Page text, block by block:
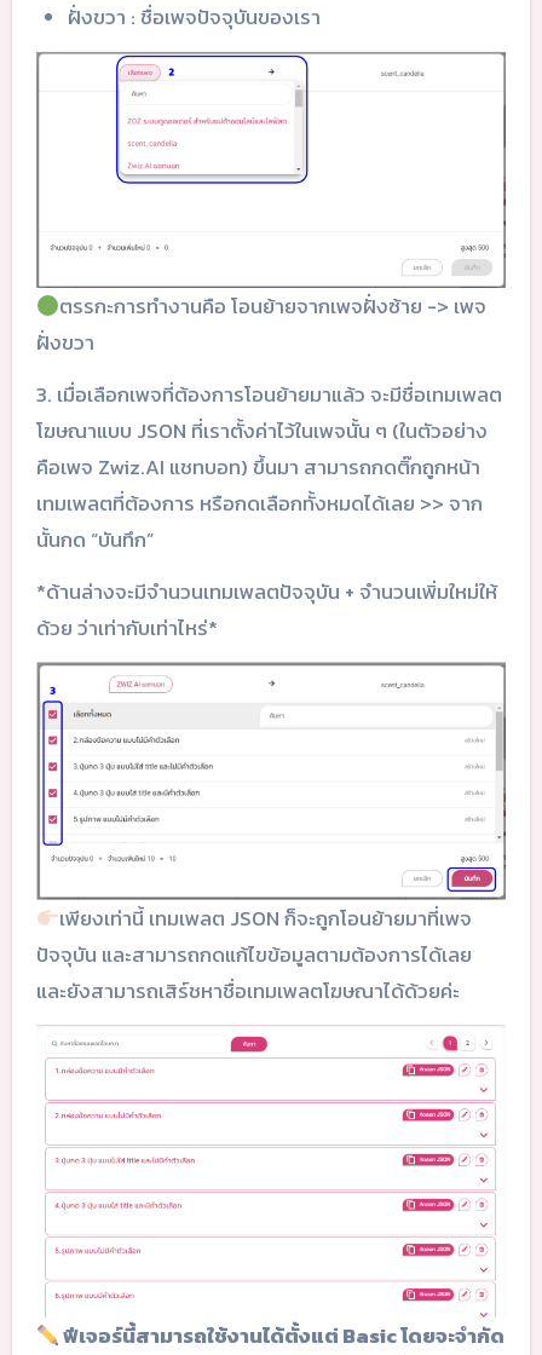
ฝั่งขวา : ชื่อเพจปัจจุบันของเรา
ตรรกะการทำงานคือ โอนย้ายจากเพจฝั่งซ้าย -> เพจ
ฝั่งขวา
3. เมื่อเลือกเพจที่ต้องการโอนย้ายมาแล้ว จะมีชื่อเทมเพลต
โฆษณาแบบ JSON ที่เราตั้งค่าไว้ในเพจนั้น ๆ (ในตัวอย่าง
คือเพจ Zwiz.AI แชทบอท) ขึ้นมา สามารถกดติ๊กถูกหน้า
เทมเพลตที่ต้องการ หรือกดเลือกทั้งหมดได้เลย >> จาก
นั้นกด “บันทึก”
*ด้านล่างจะมีจำนวนเทมเพลตปัจจุบัน + จำนวนเพิ่มใหม่ให้
ด้วย ว่าเท่ากับเท่าไหร่*
เพียงเท่านี้ เทมเพลต JSON ก็จะถูกโอนย้ายมาที่เพจ
ปัจจุบัน และสามารถกดแก้ไขข้อมูลตามต้องการได้เลย
และยังสามารถเสิร์ชหาชื่อเทมเพลตโฆษณาได้ด้วยค่ะ
ฟีเจอร์นี้สามารถใช้งานได้ตั้งแต่ Basic โดยจะจำกัด